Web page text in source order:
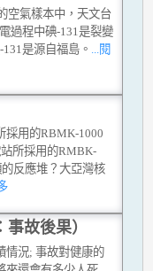
空氣樣本中，天文台
過程中碘-131是裂變
是源自福島。 ...閱
採用的RBMK-1000
所採用的RMBK-
反應堆？大亞灣核
故後果）
情況; 事故對健康的